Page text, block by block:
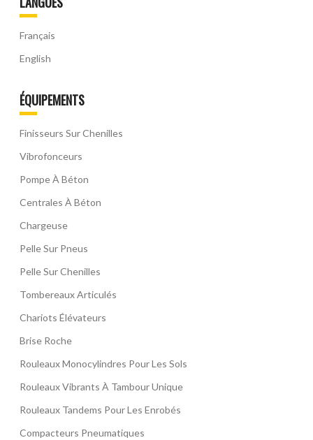
Français
English
ÉQUIPEMENTS
Finisseurs Sur Chenilles
Vibrofonceurs
Pompe À Béton
Centrales À Béton
Chargeuse
Pelle Sur Pneus
Pelle Sur Chenilles
Tombereaux Articulés
Chariots Élévateurs
Brise Roche
Rouleaux Monocylindres Pour Les Sols
Rouleaux Vibrants À Tambour Unique
Rouleaux Tandems Pour Les Enrobés
Compacteurs Pneumatiques